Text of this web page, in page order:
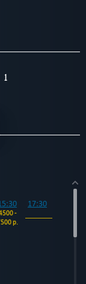
1
17:30
-
р.